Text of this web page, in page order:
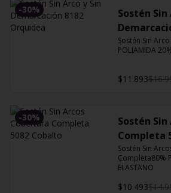
-30%
Sostén Sin
Orquidea
Sostén Sin
POLIAMIDA
$11.893
-30%
Sostén
Sostén Sin
Completa80%
ELASTANO
$10.493